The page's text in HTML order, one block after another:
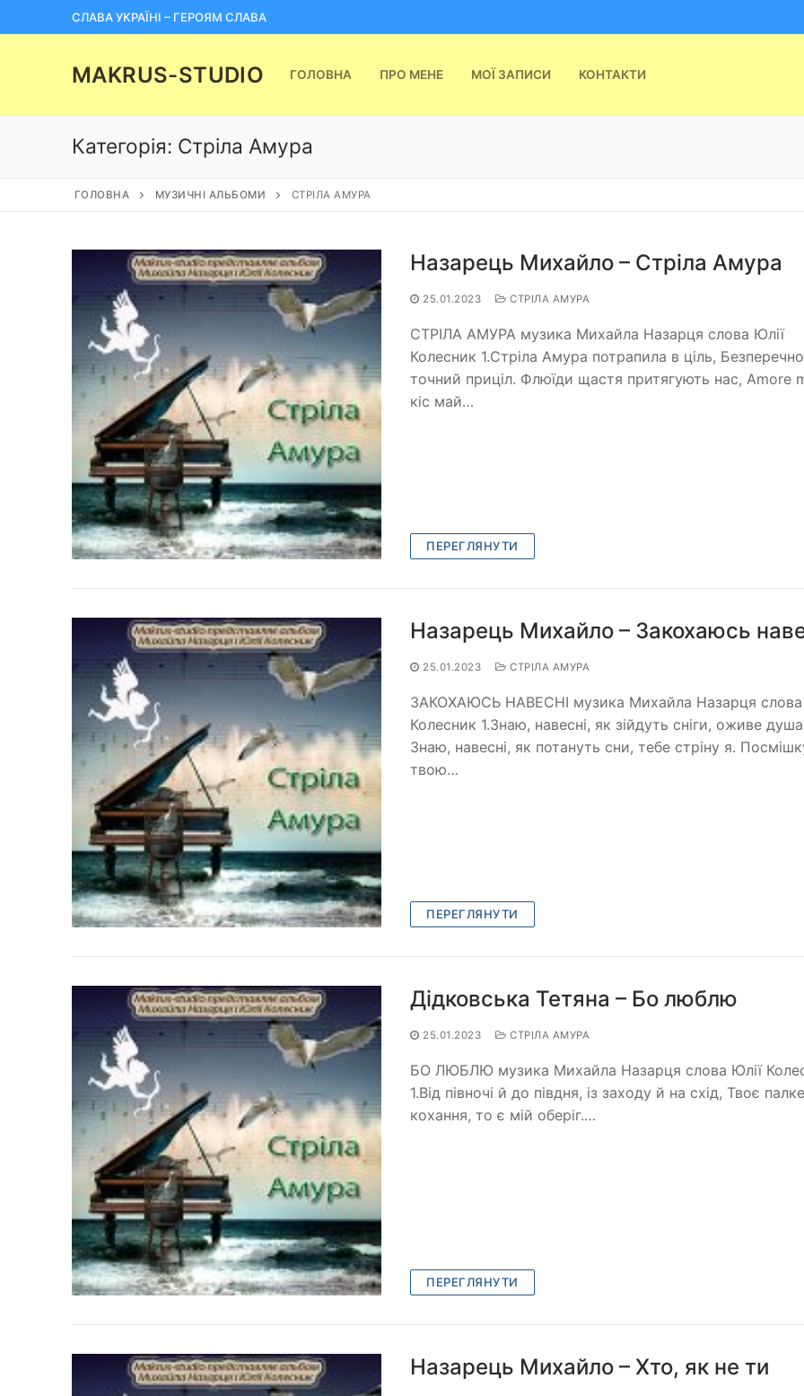
до
СЛАВА УКРАЇНІ – ГЕРОЯМ СЛАВА
MAKRUS-STUDIO ГОЛОВНА ПРО МЕНЕ МОЇ ЗАПИСИ КОНТАКТИ
Категорія: Стріла Амура
ГОЛОВНА МУЗИЧНІ АЛЬБОМИ СТРІЛА АМУРА
Назарець Михайло – Стріла Амура
25.01.2023 СТРІЛА АМУРА
СТРІЛА АМУРА музика Михайла Назарця слова Юлії
Колесник 1.Стріла Амура потрапила в ціль,
точний приціл. Флюїди щастя притягують нас, Amore
кіс май…
ПЕРЕГЛЯНУТИ
Назарець Михайло – Закохаюсь
25.01.2023 СТРІЛА АМУРА
ЗАКОХАЮСЬ НАВЕСНІ музика Михайла Назарця слова
Колесник 1.Знаю, навесні, як зійдуть сніги, оживе
Знаю, навесні, як потануть сни, тебе стріну я.
твою…
ПЕРЕГЛЯНУТИ
Дідковська Тетяна – Бо люблю
25.01.2023 СТРІЛА АМУРА
БО ЛЮБЛЮ музика Михайла Назарця слова Юлії
1.Від півночі й до півдня, із заходу й на схід, Твоє палке
кохання, то є мій оберіг.…
ПЕРЕГЛЯНУТИ
Назарець Михайло – Хто, як не ти